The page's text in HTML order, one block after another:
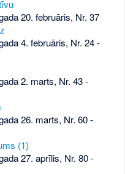
20. februāris, Nr. 37
4. februāris, Nr. 24-
2. marts, Nr. 43-
26. marts, Nr. 60-
(1)
27. aprīlis, Nr. 80-